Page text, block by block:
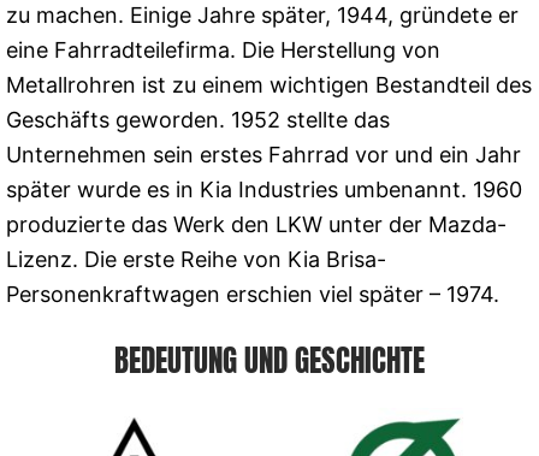
zu machen. Einige Jahre später, 1944, gründete er
eine Fahrradteilefirma. Die Herstellung von
Metallrohren ist zu einem wichtigen Bestandteil des
Geschäfts geworden. 1952 stellte das
Unternehmen sein erstes Fahrrad vor und ein Jahr
später wurde es in Kia Industries umbenannt. 1960
produzierte das Werk den LKW unter der Mazda-
Lizenz. Die erste Reihe von Kia Brisa-
Personenkraftwagen erschien viel später – 1974.
BEDEUTUNG UND GESCHICHTE